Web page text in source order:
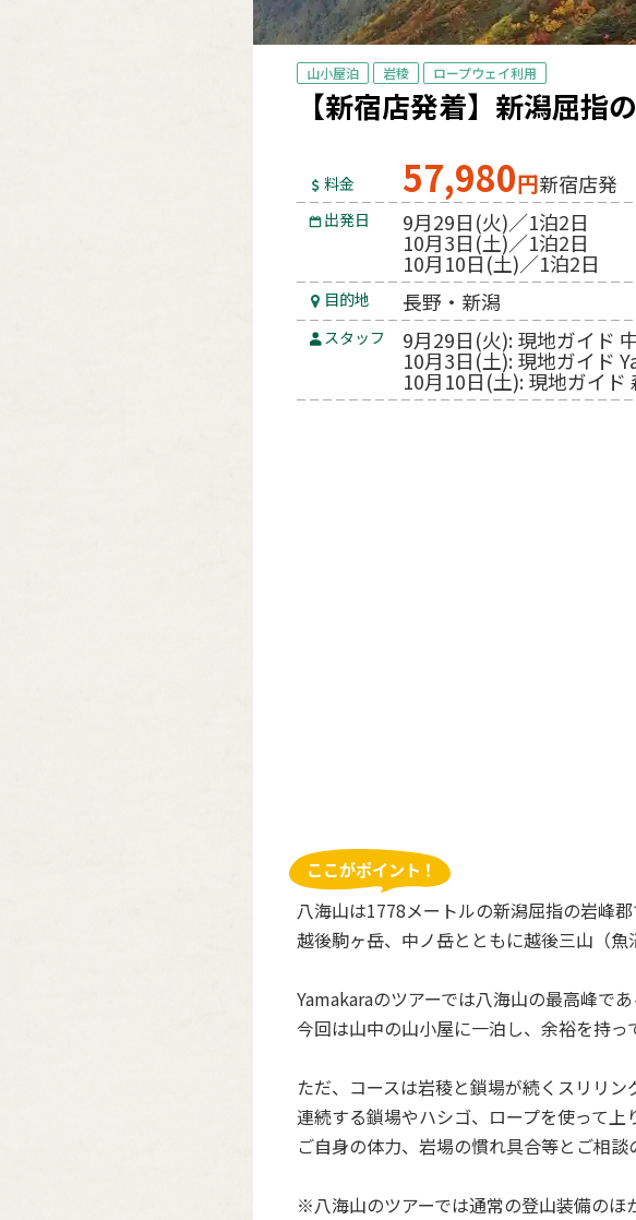
山小屋泊 岩稜 ロープウェイ利用
【新宿店発着】新潟屈
料金 57,980円新宿店発
出発日 9月29日(火)／1泊2日
10月3日(土)／1泊2日
10月10日(土)／1泊2日
目的地 長野・新潟
スタッフ 9月29日(火): 現地ガイド
10月3日(土): 現地ガイド
10月10日(土): 現地ガイド
八海山は1778メートルの新潟屈指の岩峰
越後駒ヶ岳、中ノ岳とともに越後三山（魚
Yamakaraのツアーでは八海山の最高峰で
今回は山中の山小屋に一泊し、余裕を持っ
ただ、コースは岩稜と鎖場が続くスリリン
連続する鎖場やハシゴ、ロープを使って上
ご自身の体力、岩場の慣れ具合等とご相談
※八海山のツアーでは通常の登山装備のほ